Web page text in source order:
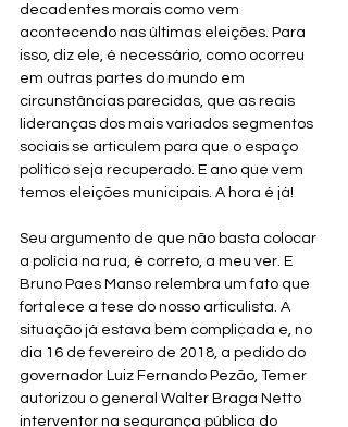
decadentes morais como vem
acontecendo nas últimas eleições. Para
isso, diz ele, é necessário, como ocorreu
em outras partes do mundo em
circunstâncias parecidas, que as reais
lideranças dos mais variados segmentos
sociais se articulem para que o espaço
político seja recuperado. E ano que vem
temos eleições municipais. A hora é já!
Seu argumento de que não basta colocar
a polícia na rua, é correto, a meu ver. E
Bruno Paes Manso relembra um fato que
fortalece a tese do nosso articulista. A
situação já estava bem complicada e, no
dia 16 de fevereiro de 2018, a pedido do
governador Luiz Fernando Pezão, Temer
autorizou o general Walter Braga Netto
interventor na segurança pública do